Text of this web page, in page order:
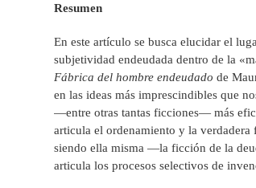
Resumen
En este artículo se busca elucidar el
subjetividad endeudada dentro de la
Fábrica del hombre endeudado de
en las ideas más imprescindibles que
—entre otras tantas ficciones— más
articula el ordenamiento y la
siendo ella misma —la ficción de la
articula los procesos selectivos de